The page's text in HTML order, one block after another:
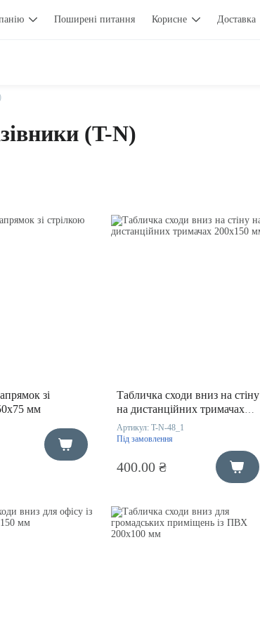
Поширені питання Корисне Доставка
(T-N)
зі
мм
Табличка сходи вниз на стіну
на дистанційних тримачах
200х150 мм
Артикул: T-N-48_1
Під замовлення
400.00 ₴